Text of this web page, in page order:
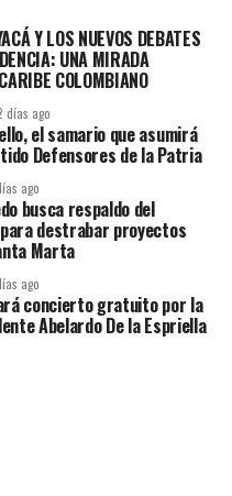
Y LOS NUEVOS DEBATES
UNA MIRADA
COLOMBIANO
días ago
el samario que asumirá
Defensores de la Patria
ago
busca respaldo del
destrabar proyectos
Marta
ago
concierto gratuito por la
Abelardo De la Espriella